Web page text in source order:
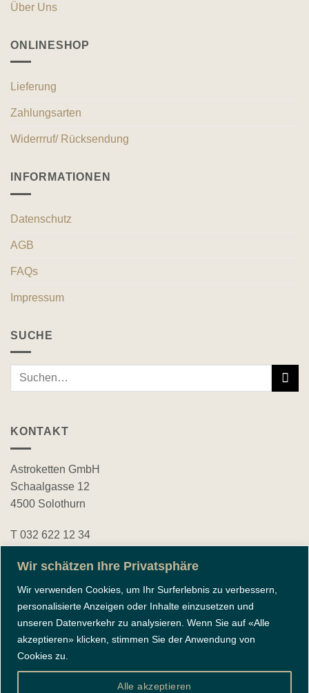
Wir schätzen Ihre Privatsphäre
Wir verwenden Cookies, um Ihr Surferlebnis zu verbessern,
personalisierte Anzeigen oder Inhalte einzusetzen und
unseren Datenverkehr zu analysieren. Wenn Sie auf «Alle
akzeptieren» klicken, stimmen Sie der Anwendung von
Cookies zu.
Alle akzeptieren
Über Uns
ONLINESHOP
Lieferung
Zahlungsarten
Widerrruf/ Rücksendung
INFORMATIONEN
Datenschutz
AGB
FAQs
Impressum
SUCHE
Suche
KONTAKT
Astroketten GmbH
Schaalgasse 12
4500 Solothurn
T 032 622 12 34
FOLGE UNS
instagramfacebook